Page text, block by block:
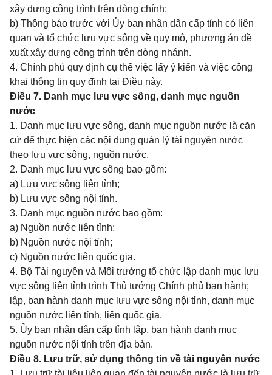
xây dựng công trình trên dòng chính;
b) Thông báo trước với Ủy ban nhân dân cấp tỉnh có liên
quan và tổ chức lưu vực sông về quy mô, phương án đề
xuất xây dựng công trình trên dòng nhánh.
4. Chính phủ quy định cụ thể việc lấy ý kiến và việc công
khai thông tin quy định tại Điều này.
Điều 7. Danh mục lưu vực sông, danh mục nguồn
nước
1. Danh mục lưu vực sông, danh mục nguồn nước là căn
cứ để thực hiện các nội dung quản lý tài nguyên nước
theo lưu vực sông, nguồn nước.
2. Danh mục lưu vực sông bao gồm:
a) Lưu vực sông liên tỉnh;
b) Lưu vực sông nội tỉnh.
3. Danh mục nguồn nước bao gồm:
a) Nguồn nước liên tỉnh;
b) Nguồn nước nội tỉnh;
c) Nguồn nước liên quốc gia.
4. Bộ Tài nguyên và Môi trường tổ chức lập danh mục lưu
vực sông liên tỉnh trình Thủ tướng Chính phủ ban hành;
lập, ban hành danh mục lưu vực sông nội tỉnh, danh mục
nguồn nước liên tỉnh, liên quốc gia.
5. Ủy ban nhân dân cấp tỉnh lập, ban hành danh mục
nguồn nước nội tỉnh trên địa bàn.
Điều 8. Lưu trữ, sử dụng thông tin về tài nguyên nước